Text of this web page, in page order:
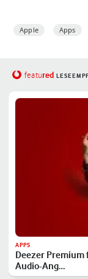
Apple Apps
featured
APPS
Deezer Premium
Audio-Ang…